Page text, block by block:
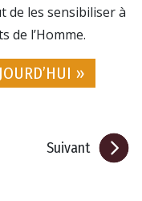
de les sensibiliser à
de l’Homme.
»
Suivant